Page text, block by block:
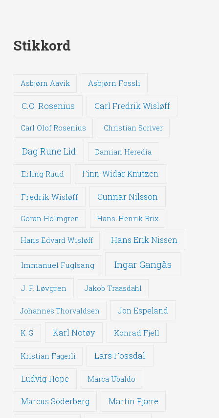
Stikkord
Asbjørn Aavik Asbjørn Fossli
C.O. Rosenius Carl Fredrik Wisløff
Carl Olof Rosenius Christian Scriver
Dag Rune Lid Damian Heredia
Erling Ruud Finn-Widar Knutzen
Fredrik Wisløff Gunnar Nilsson
Göran Holmgren Hans-Henrik Brix
Hans Edvard Wisløff Hans Erik Nissen
Immanuel Fuglsang Ingar Gangås
J. F. Løvgren Jakob Traasdahl
Johannes Thorvaldsen Jon Espeland
K. G. Karl Notøy Konrad Fjell
Kristian Fagerli Lars Fossdal
Ludvig Hope Marca Ubaldo
Marcus Söderberg Martin Fjære